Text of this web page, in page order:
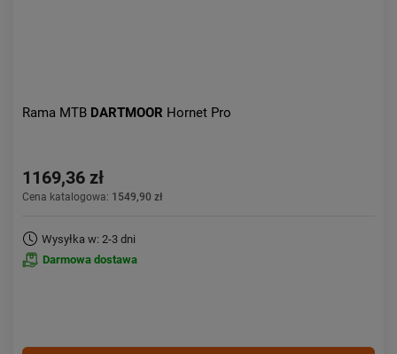
Rama MTB DARTMOOR Hornet Pro
1169,36 zł
Cena katalogowa: 1549,90 zł
Wysyłka w: 2-3 dni
Darmowa dostawa